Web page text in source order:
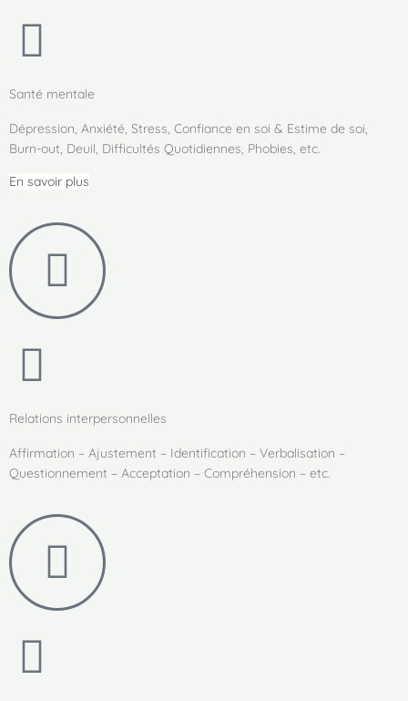
Santé mentale
Dépression, Anxiété, Stress, Confiance en soi & Estime de soi,
Burn-out, Deuil, Difficultés Quotidiennes, Phobies, etc.
En savoir plus
Relations interpersonnelles
Affirmation – Ajustement – Identification – Verbalisation –
Questionnement – Acceptation – Compréhension – etc.